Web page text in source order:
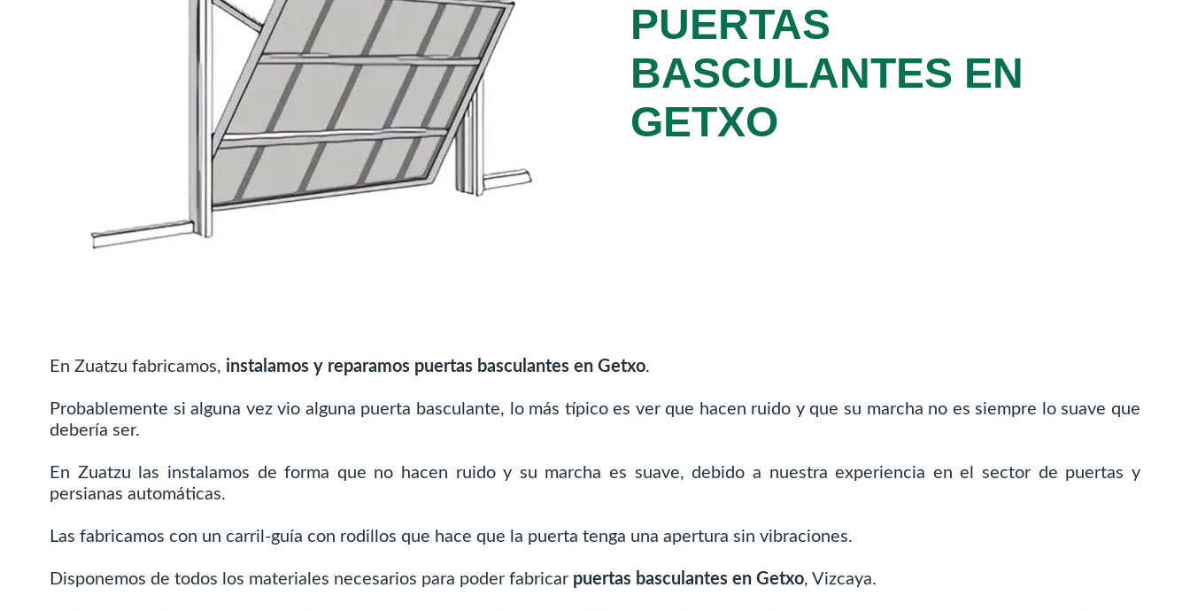
PUERTAS
BASCULANTES EN
GETXO
En Zuatzu fabricamos, instalamos y reparamos puertas basculantes en Getxo.
Probablemente si alguna vez vio alguna puerta basculante, lo más típico es ver que hacen ruido y que su marcha no es siempre lo suave que
debería ser.
En Zuatzu las instalamos de forma que no hacen ruido y su marcha es suave, debido a nuestra experiencia en el sector de puertas y
persianas automáticas.
Las fabricamos con un carril-guía con rodillos que hace que la puerta tenga una apertura sin vibraciones.
Disponemos de todos los materiales necesarios para poder fabricar puertas basculantes en Getxo, Vizcaya.